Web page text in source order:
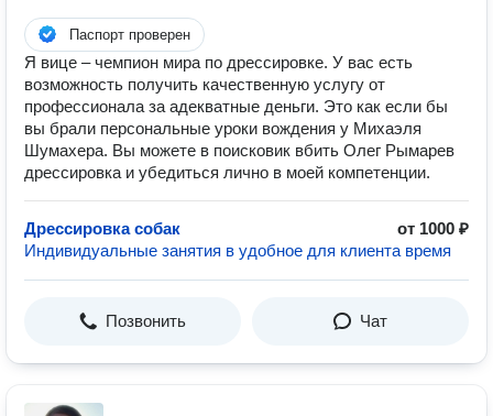
Паспорт проверен
Я вице – чемпион мира по дрессировке. У вас есть
возможность получить качественную услугу от
профессионала за адекватные деньги. Это как если бы
вы брали персональные уроки вождения у Михаэля
Шумахера. Вы можете в поисковик вбить Олег Рымарев
дрессировка и убедиться лично в моей компетенции.
Дрессировка собак
от 1000 ₽
Индивидуальные занятия в удобное для клиента время
Позвонить Чат